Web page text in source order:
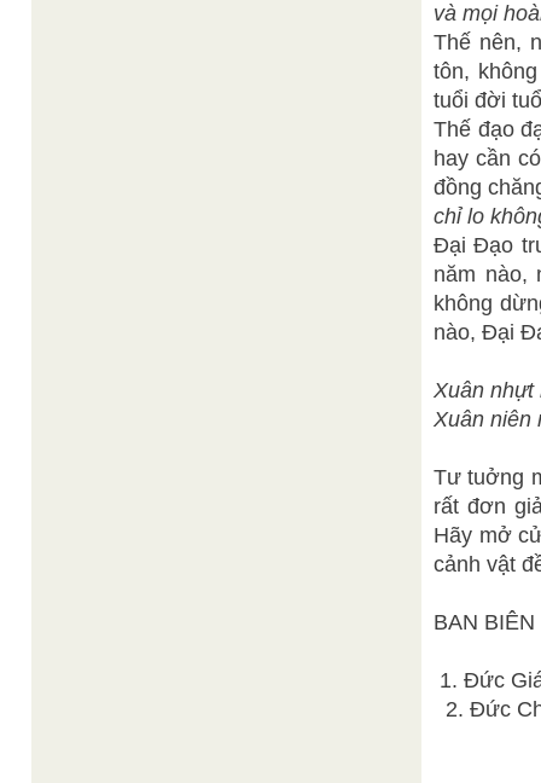
và mọi
Thế nên,
tôn,
tuổi đời
Thế đạo
hay cần
đồng
chỉ lo
Đại Đạo
năm nào,
không
nào, Đại
Xuân nhựt
Xuân niên
Tư tuởng
rất đơn
Hãy mở
cảnh vật
BAN BIÊN
1. Đức
2. Đức